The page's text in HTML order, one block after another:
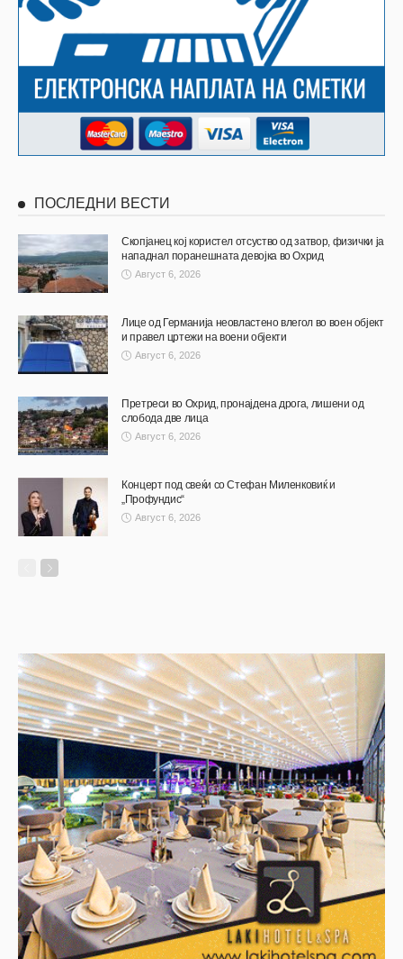
ПОСЛЕДНИ ВЕСТИ
Скопјанец кој користел отсуство од затвор, физички ја
нападнал поранешната девојка во Охрид
Август 6, 2026
Лице од Германија неовластено влегол во воен објект
и правел цртежи на воени објекти
Август 6, 2026
Претреси во Охрид, пронајдена дрога, лишени од
слобода две лица
Август 6, 2026
Концерт под свеќи со Стефан Миленковиќ и
„Профундис“
Август 6, 2026